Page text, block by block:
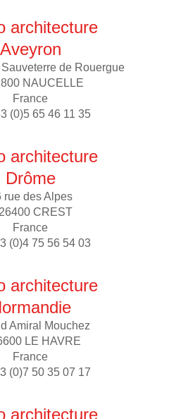
architecture
Aveyron
de Rouergue
NAUCELLE
France
(0)5 65 46 11 35
architecture
Drôme
rue des Alpes
CREST
France
(0)4 75 56 54 03
architecture
Amiral Mouchez
LE HAVRE
France
(0)7 50 35 07 17
architecture